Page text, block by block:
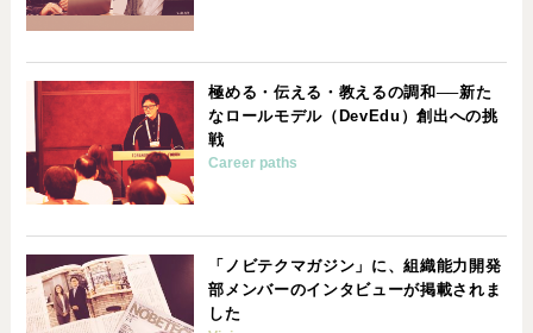
極める・伝える・教えるの調和──新た
なロールモデル（DevEdu）創出への挑
戦
Career paths
「ノビテクマガジン」に、組織能力開発
部メンバーのインタビューが掲載されま
した